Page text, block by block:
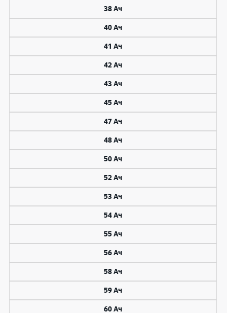
38 Ач
40 Ач
41 Ач
42 Ач
43 Ач
45 Ач
47 Ач
48 Ач
50 Ач
52 Ач
53 Ач
54 Ач
55 Ач
56 Ач
58 Ач
59 Ач
60 Ач